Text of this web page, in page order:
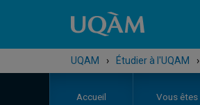
UQAM › Étudier à l'UQAM ›
Accueil Vous êtes